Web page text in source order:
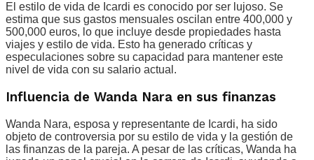
El estilo de vida de Icardi es conocido por ser lujoso. Se
estima que sus gastos mensuales oscilan entre 400,000 y
500,000 euros, lo que incluye desde propiedades hasta
viajes y estilo de vida. Esto ha generado críticas y
especulaciones sobre su capacidad para mantener este
nivel de vida con su salario actual.
Influencia de Wanda Nara en sus finanzas
Wanda Nara, esposa y representante de Icardi, ha sido
objeto de controversia por su estilo de vida y la gestión de
las finanzas de la pareja. A pesar de las críticas, Wanda ha